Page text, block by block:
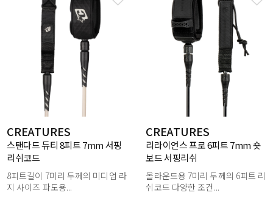
CREATURES
스탠다드 듀티 8피트 7mm 서핑
리쉬코드
8피트길이 7미리 두께의 미디엄 라
지 사이즈 파도용...
CREATURES
리라이언스 프로 6피트 7mm 숏
보드 서핑리쉬
올라운드용 7미리 두께의 6피트 리
쉬코드 다양한 조건...